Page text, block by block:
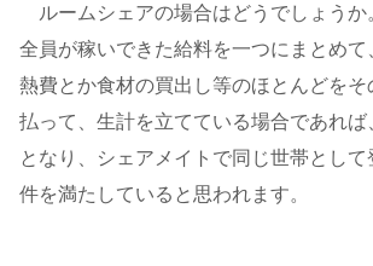
ルームシェアの場合はどうでしょうか
全員が稼いできた給料を一つにまとめ
熱費とか食材の買出し等のほとんどをそ
払って、生計を立てている場合であれば
となり、シェアメイトで同じ世帯とし
件を満たしていると思われます。